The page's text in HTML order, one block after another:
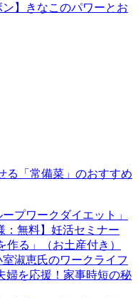
ン】きなこのパワーとお
る「常備菜」のおすすめ
プワークダイエット」
：無料】妊活セミナー
作る」（お土産付き）
淑恵氏のワークライフ
婦を応援！家事時短の秘